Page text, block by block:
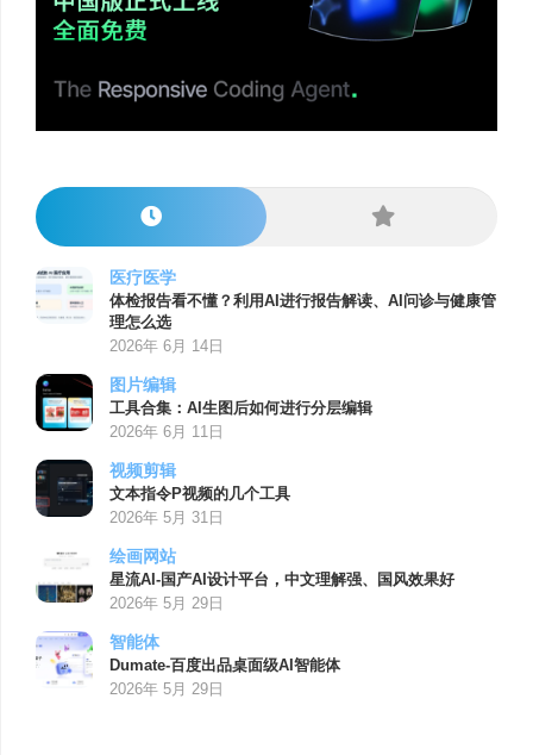
医疗医学
体检报告看不懂？利用AI进行报告解读、AI问诊与健康管
理怎么选
2026年 6月 14日
图片编辑
工具合集：AI生图后如何进行分层编辑
2026年 6月 11日
视频剪辑
文本指令P视频的几个工具
2026年 5月 31日
绘画网站
星流AI-国产AI设计平台，中文理解强、国风效果好
2026年 5月 29日
智能体
Dumate-百度出品桌面级AI智能体
2026年 5月 29日